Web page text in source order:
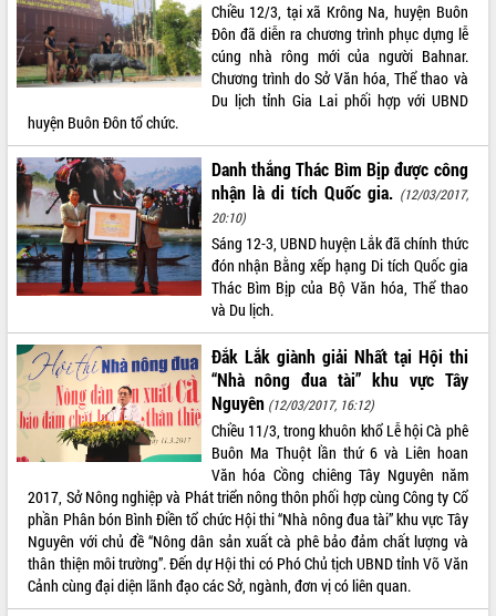
ALBUM ẢNH
LIÊN KẾT WEB
THỐNG KÊ TRUY CẬP
Hôm nay: 33135
Tất cả: 66078458
Chiều 12/3, tại xã Krông Na, huyện Buôn
Đôn đã diễn ra chương trình phục dựng lễ
cúng nhà rông mới của người Bahnar.
Chương trình do Sở Văn hóa, Thể thao và
Du lịch tỉnh Gia Lai phối hợp với UBND
huyện Buôn Đôn tổ chức.
Danh thắng Thác Bìm Bịp được công
nhận là di tích Quốc gia. (12/03/2017,
20:10)
Sáng 12-3, UBND huyện Lắk đã chính thức
đón nhận Bằng xếp hạng Di tích Quốc gia
Thác Bìm Bịp của Bộ Văn hóa, Thể thao
và Du lịch.
Đắk Lắk giành giải Nhất tại Hội thi
“Nhà nông đua tài” khu vực Tây
Nguyên (12/03/2017, 16:12)
Chiều 11/3, trong khuôn khổ Lễ hội Cà phê
Buôn Ma Thuột lần thứ 6 và Liên hoan
Văn hóa Cồng chiêng Tây Nguyên năm
2017, Sở Nông nghiệp và Phát triển nông thôn phối hợp cùng Công ty Cổ
phần Phân bón Bình Điền tổ chức Hội thi “Nhà nông đua tài” khu vực Tây
Nguyên với chủ đề “Nông dân sản xuất cà phê bảo đảm chất lượng và
thân thiện môi trường”. Đến dự Hội thi có Phó Chủ tịch UBND tỉnh Võ Văn
Cảnh cùng đại diện lãnh đạo các Sở, ngành, đơn vị có liên quan.